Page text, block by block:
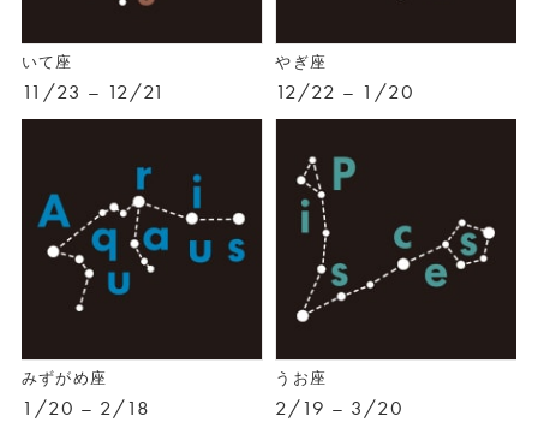
いて座
11/23 – 12/21
やぎ座
12/22 – 1/20
みずがめ座
1/20 – 2/18
うお座
2/19 – 3/20